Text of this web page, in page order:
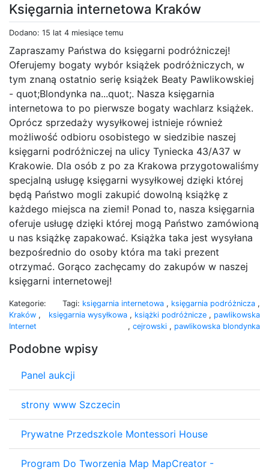
Księgarnia internetowa Kraków
Dodano: 15 lat 4 miesiące temu
Zapraszamy Państwa do księgarni podróżniczej!
Oferujemy bogaty wybór książek podróżniczych, w
tym znaną ostatnio serię książek Beaty Pawlikowskiej
- quot;Blondynka na...quot;. Nasza księgarnia
internetowa to po pierwsze bogaty wachlarz książek.
Oprócz sprzedaży wysyłkowej istnieje również
możliwość odbioru osobistego w siedzibie naszej
księgarni podróżniczej na ulicy Tyniecka 43/A37 w
Krakowie. Dla osób z po za Krakowa przygotowaliśmy
specjalną usługę księgarni wysyłkowej dzięki której
będą Państwo mogli zakupić dowolną książkę z
każdego miejsca na ziemi! Ponad to, nasza księgarnia
oferuje usługę dzięki której mogą Państwo zamówioną
u nas książkę zapakować. Książka taka jest wysyłana
bezpośrednio do osoby która ma taki prezent
otrzymać. Gorąco zachęcamy do zakupów w naszej
księgarni internetowej!
Kategorie:
Kraków ,
Internet
Tagi: księgarnia internetowa , księgarnia podróżnicza ,
księgarnia wysyłkowa , książki podróżnicze , pawlikowska
, cejrowski , pawlikowska blondynka
Podobne wpisy
Panel aukcji
strony www Szczecin
Prywatne Przedszkole Montessori House
Program Do Tworzenia Map MapCreator -